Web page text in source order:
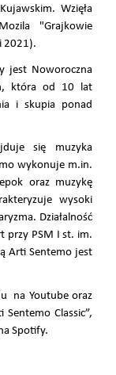
Wzięła
"Grajkowie
2021).
jest Noworoczna
która od 10 lat
i skupia ponad
się muzyka
wykonuje m.in.
oraz muzykę
wysoki
Działalność
przy PSM I st. im.
Arti Sentemo jest
na Youtube oraz
Classic”,
Spotify.